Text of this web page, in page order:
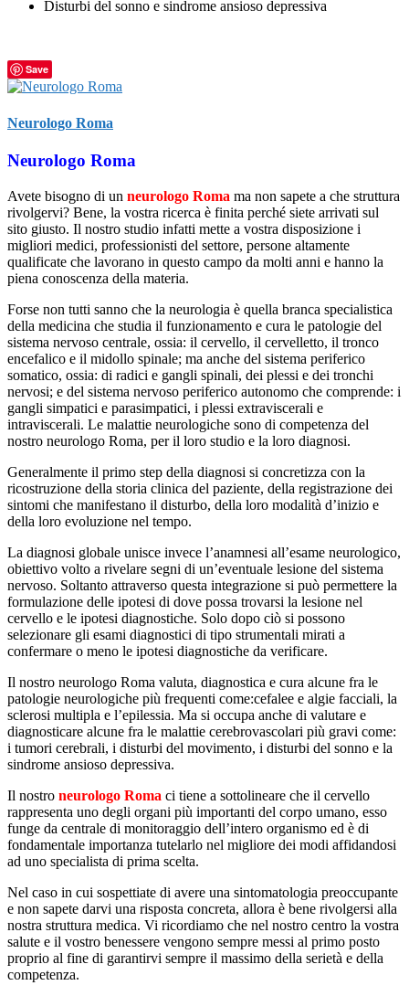
Disturbi del sonno e sindrome ansioso depressiva
Save
Neurologo Roma
Neurologo Roma
Avete bisogno di un neurologo Roma ma non sapete a che struttura
rivolgervi? Bene, la vostra ricerca è finita perché siete arrivati sul
sito giusto. Il nostro studio infatti mette a vostra disposizione i
migliori medici, professionisti del settore, persone altamente
qualificate che lavorano in questo campo da molti anni e hanno la
piena conoscenza della materia.
Forse non tutti sanno che la neurologia è quella branca specialistica
della medicina che studia il funzionamento e cura le patologie del
sistema nervoso centrale, ossia: il cervello, il cervelletto, il tronco
encefalico e il midollo spinale; ma anche del sistema periferico
somatico, ossia: di radici e gangli spinali, dei plessi e dei tronchi
nervosi; e del sistema nervoso periferico autonomo che comprende: i
gangli simpatici e parasimpatici, i plessi extraviscerali e
intraviscerali. Le malattie neurologiche sono di competenza del
nostro neurologo Roma, per il loro studio e la loro diagnosi.
Generalmente il primo step della diagnosi si concretizza con la
ricostruzione della storia clinica del paziente, della registrazione dei
sintomi che manifestano il disturbo, della loro modalità d’inizio e
della loro evoluzione nel tempo.
La diagnosi globale unisce invece l’anamnesi all’esame neurologico,
obiettivo volto a rivelare segni di un’eventuale lesione del sistema
nervoso. Soltanto attraverso questa integrazione si può permettere la
formulazione delle ipotesi di dove possa trovarsi la lesione nel
cervello e le ipotesi diagnostiche. Solo dopo ciò si possono
selezionare gli esami diagnostici di tipo strumentali mirati a
confermare o meno le ipotesi diagnostiche da verificare.
Il nostro neurologo Roma valuta, diagnostica e cura alcune fra le
patologie neurologiche più frequenti come:cefalee e algie facciali, la
sclerosi multipla e l’epilessia. Ma si occupa anche di valutare e
diagnosticare alcune fra le malattie cerebrovascolari più gravi come:
i tumori cerebrali, i disturbi del movimento, i disturbi del sonno e la
sindrome ansioso depressiva.
Il nostro neurologo Roma ci tiene a sottolineare che il cervello
rappresenta uno degli organi più importanti del corpo umano, esso
funge da centrale di monitoraggio dell’intero organismo ed è di
fondamentale importanza tutelarlo nel migliore dei modi affidandosi
ad uno specialista di prima scelta.
Nel caso in cui sospettiate di avere una sintomatologia preoccupante
e non sapete darvi una risposta concreta, allora è bene rivolgersi alla
nostra struttura medica. Vi ricordiamo che nel nostro centro la vostra
salute e il vostro benessere vengono sempre messi al primo posto
proprio al fine di garantirvi sempre il massimo della serietà e della
competenza.